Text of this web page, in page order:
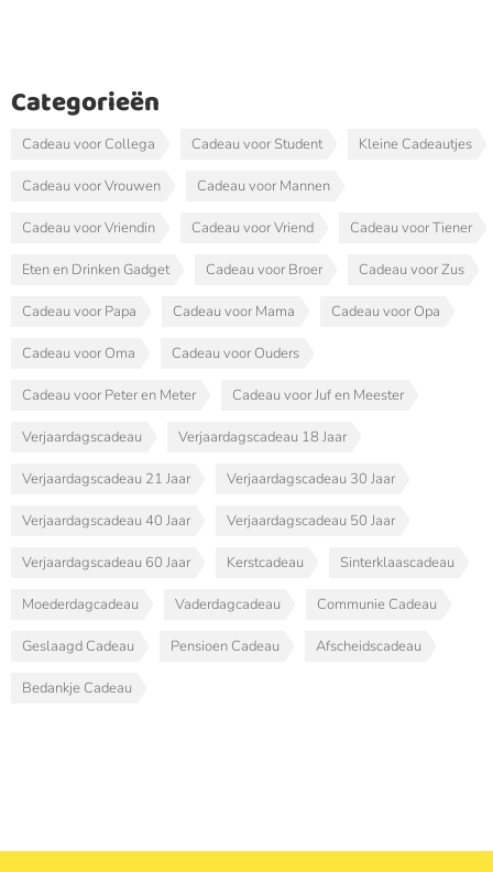
Categorieën
Cadeau voor Collega Cadeau voor Student Kleine Cadeautjes
Cadeau voor Vrouwen Cadeau voor Mannen
Cadeau voor Vriendin Cadeau voor Vriend Cadeau voor Tiener
Eten en Drinken Gadget Cadeau voor Broer Cadeau voor Zus
Cadeau voor Papa Cadeau voor Mama Cadeau voor Opa
Cadeau voor Oma Cadeau voor Ouders
Cadeau voor Peter en Meter Cadeau voor Juf en Meester
Verjaardagscadeau Verjaardagscadeau 18 Jaar
Verjaardagscadeau 21 Jaar Verjaardagscadeau 30 Jaar
Verjaardagscadeau 40 Jaar Verjaardagscadeau 50 Jaar
Verjaardagscadeau 60 Jaar Kerstcadeau Sinterklaascadeau
Moederdagcadeau Vaderdagcadeau Communie Cadeau
Geslaagd Cadeau Pensioen Cadeau Afscheidscadeau
Bedankje Cadeau